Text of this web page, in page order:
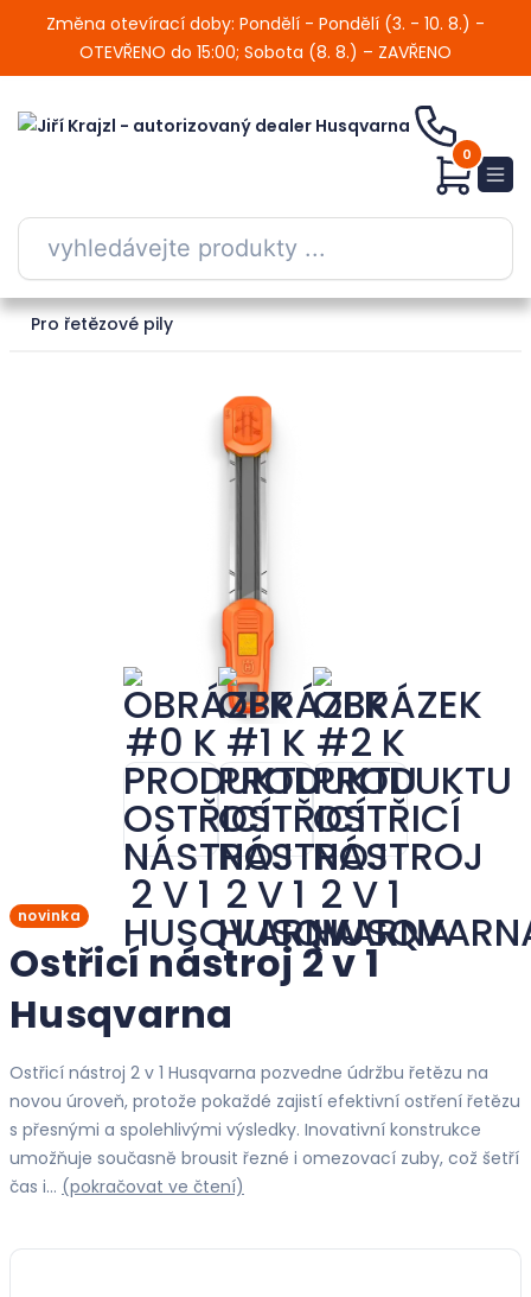
Změna otevírací doby: Pondělí - Pondělí (3. - 10. 8.) -
OTEVŘENO do 15:00; Sobota (8. 8.) – ZAVŘENO
0
Pro řetězové pily
novinka
Ostřicí nástroj 2 v 1
Husqvarna
Ostřicí nástroj 2 v 1 Husqvarna pozvedne údržbu řetězu na
novou úroveň, protože pokaždé zajistí efektivní ostření řetězu
s přesnými a spolehlivými výsledky. Inovativní konstrukce
umožňuje současně brousit řezné i omezovací zuby, což šetří
čas i… (pokračovat ve čtení)